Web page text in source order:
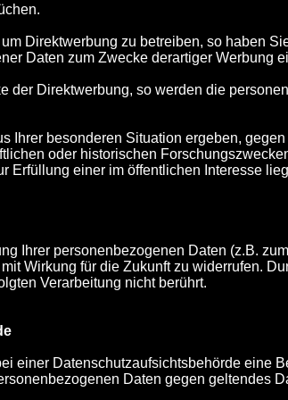
Direktwerbung zu betreiben, so haben
Daten zum Zwecke derartiger Werbung
der Direktwerbung, so werden die
Ihrer besonderen Situation ergeben,
oder historischen
Erfüllung einer im öffentlichen Interesse
Ihrer personenbezogenen Daten (z.B.
Wirkung für die Zukunft zu widerrufen.
Verarbeitung nicht berührt.
einer Datenschutzaufsichtsbehörde eine
Daten gegen geltendes